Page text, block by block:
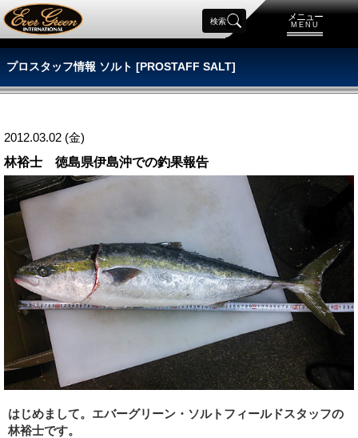
メニュー
MENU
検索
プロスタッフ情報 ソルト [PROSTAFF SALT]
2012.03.02 (金)
林裕士 徳島県伊島沖での釣果報告
はじめまして。エバーグリーン・ソルトフィールドスタッフの
林裕士です。